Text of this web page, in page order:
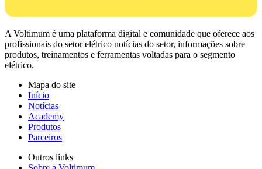
A Voltimum é uma plataforma digital e comunidade que oferece aos
profissionais do setor elétrico notícias do setor, informações sobre
produtos, treinamentos e ferramentas voltadas para o segmento
elétrico.
Mapa do site
Início
Notícias
Academy
Produtos
Parceiros
Outros links